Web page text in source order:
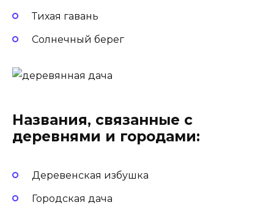
Тихая гавань
Солнечный берег
Названия, связанные с
деревнями и городами:
Деревенская избушка
Городская дача